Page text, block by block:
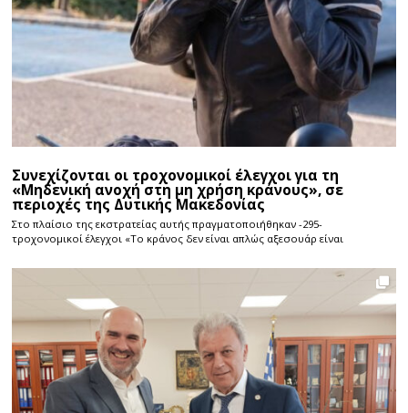
Συνεχίζονται οι τροχονομικοί έλεγχοι για τη
«Μηδενική ανοχή στη μη χρήση κράνους», σε
περιοχές της Δυτικής Μακεδονίας
Στο πλαίσιο της εκστρατείας αυτής πραγματοποιήθηκαν -295-
τροχονομικοί έλεγχοι «Το κράνος δεν είναι απλώς αξεσουάρ είναι